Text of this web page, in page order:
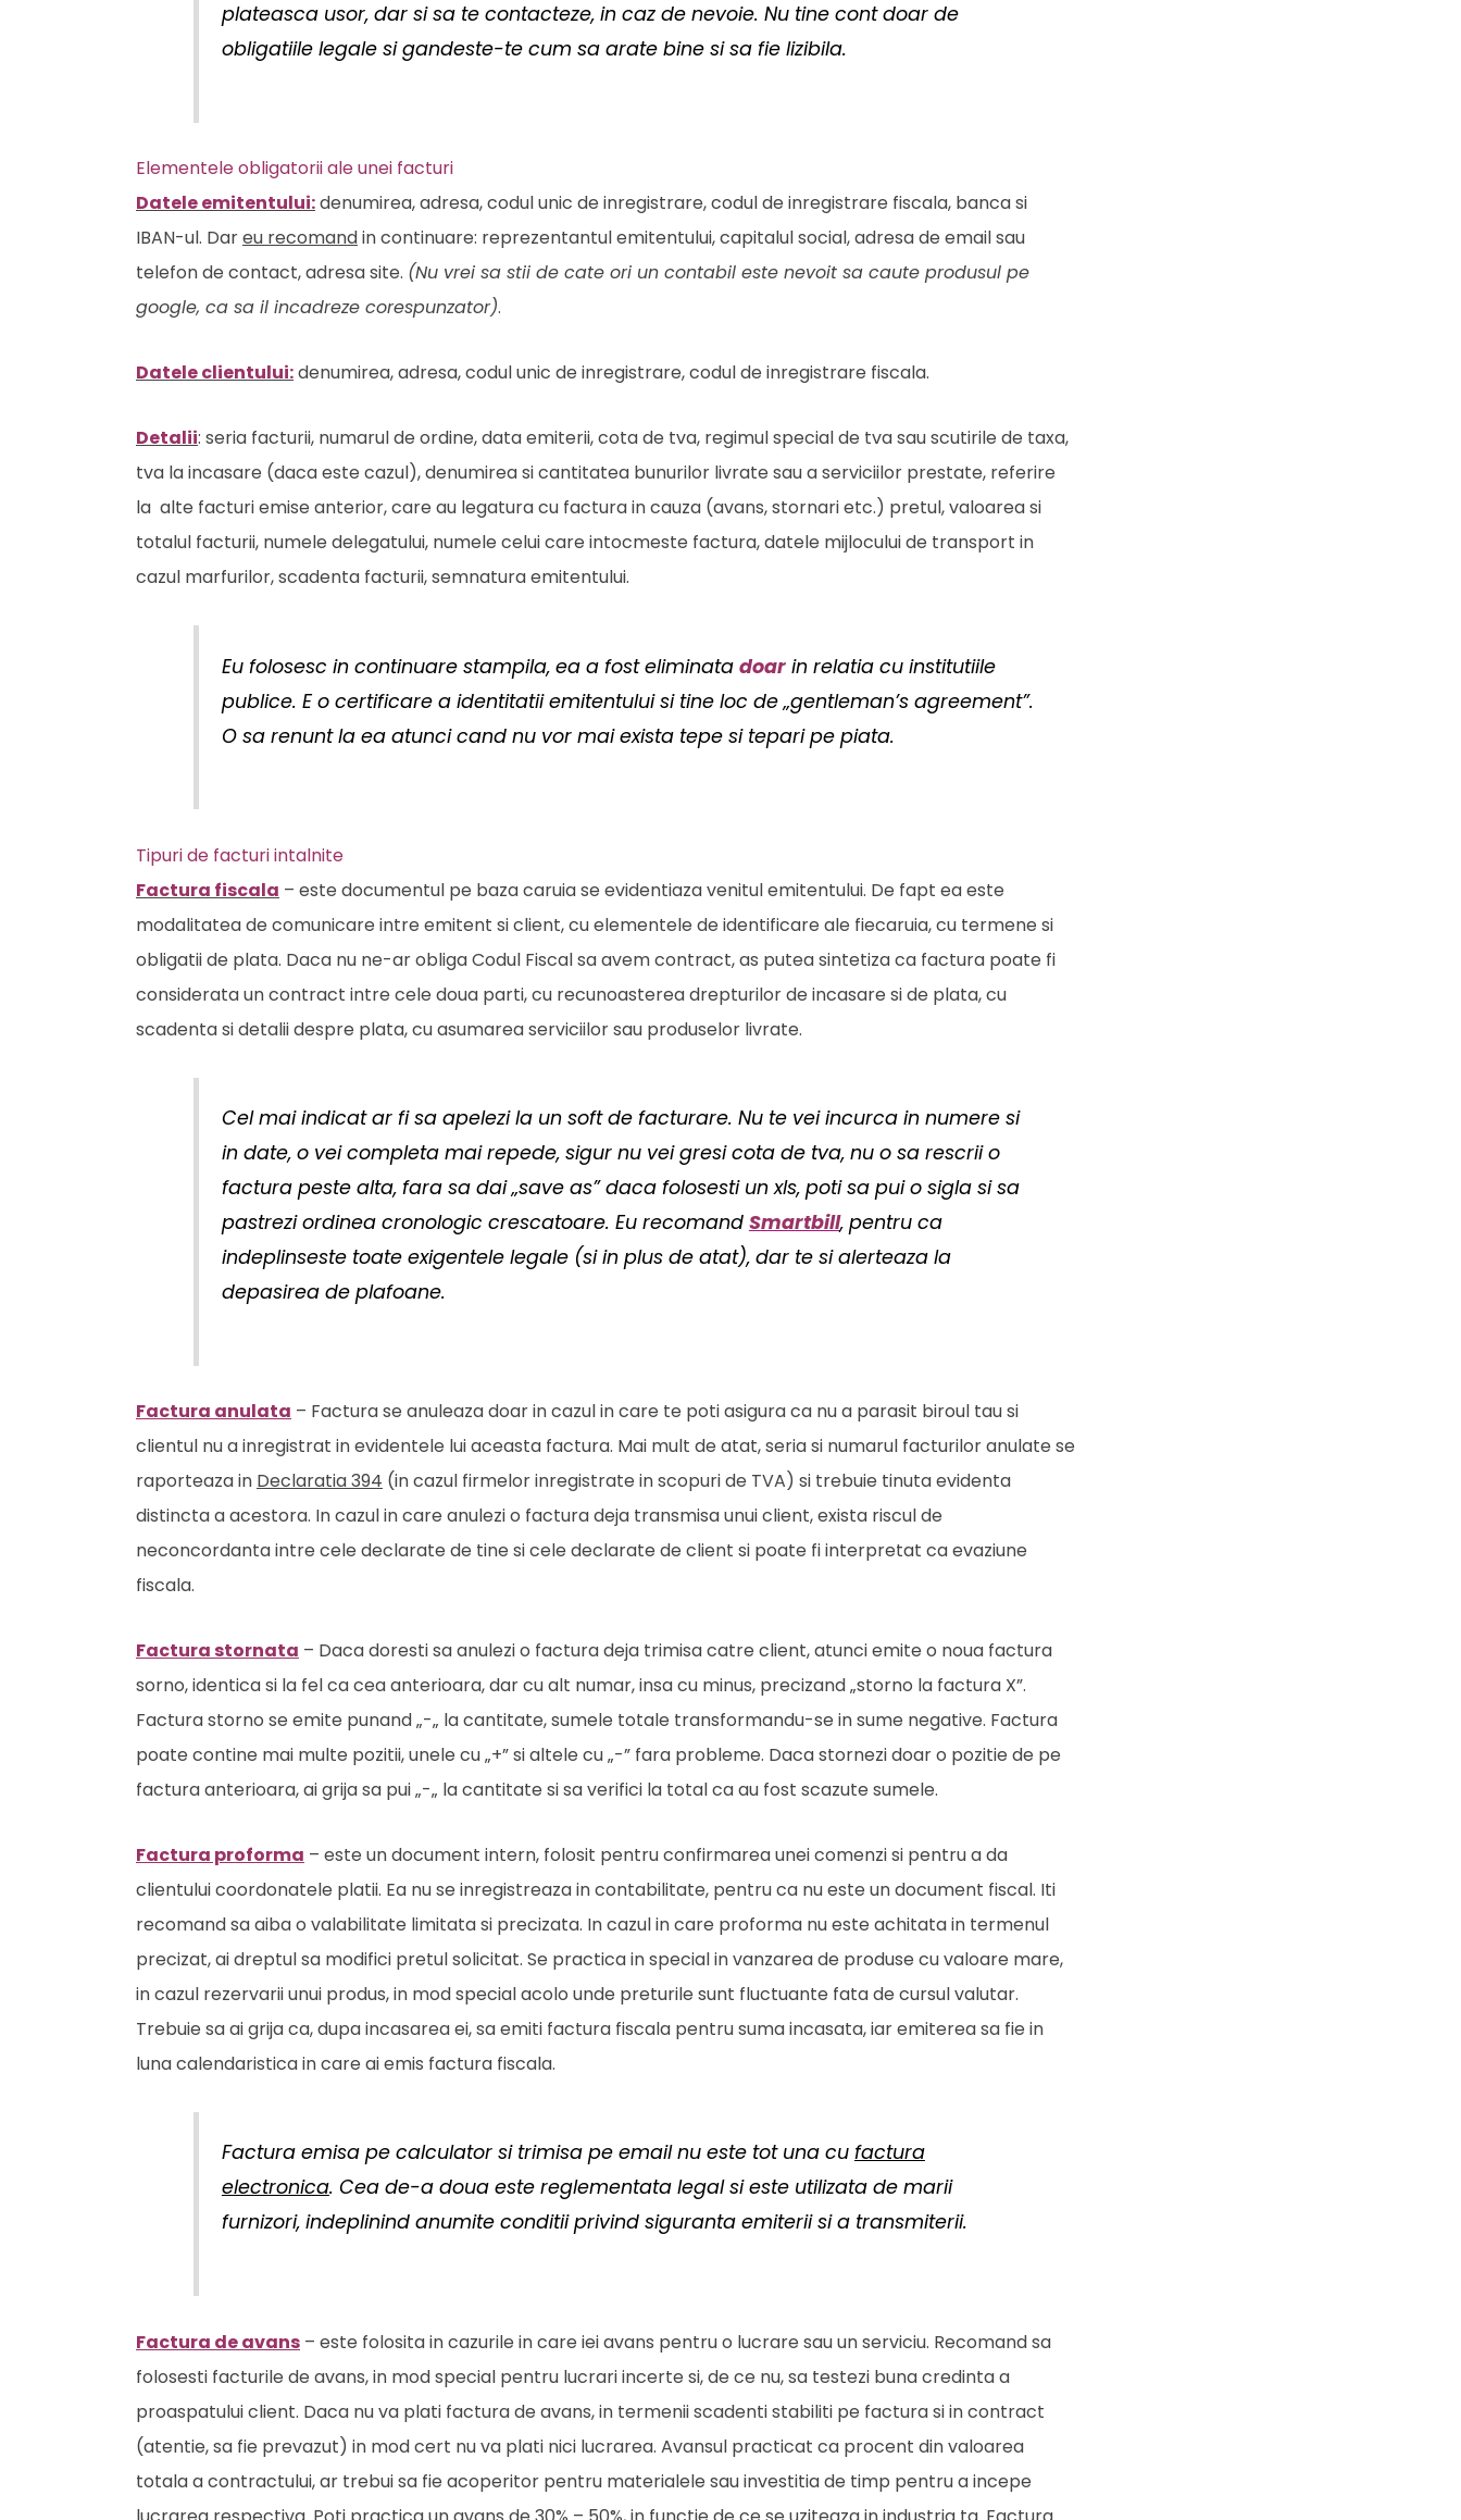
plateasca usor, dar si sa te contacteze, in caz de nevoie. Nu tine cont doar de
obligatiile legale si gandeste-te cum sa arate bine si sa fie lizibila.
Elementele obligatorii ale unei facturi
Datele emitentului:denumirea, adresa, codul unic de inregistrare, codul de inregistrare fiscala, banca si
IBAN-ul. Dareu recomandin continuare: reprezentantul emitentului, capitalul social, adresa de email sau
telefon de contact, adresa site. (Nu vrei sa stii de cate ori un contabil este nevoit sa caute produsul pe
google, ca sa il incadreze corespunzator).
Datele clientului:denumirea, adresa, codul unic de inregistrare, codul de inregistrare fiscala.
Detalii: seria facturii, numarul de ordine, data emiterii, cota de tva, regimul special de tva sau scutirile de taxa,
tva la incasare (daca este cazul), denumirea si cantitatea bunurilor livrate sau a serviciilor prestate, referire
la alte facturi emise anterior, care au legatura cu factura in cauza (avans, stornari etc.) pretul, valoarea si
totalul facturii, numele delegatului, numele celui care intocmeste factura, datele mijlocului de transport in
cazul marfurilor, scadenta facturii, semnatura emitentului.
Eu folosesc in continuare stampila, ea a fost eliminata doarin relatia cu institutiile
publice. E o certificare a identitatii emitentului si tine loc de „gentleman’s agreement”.
O sa renunt la ea atunci cand nu vor mai exista tepe si tepari pe piata.
Tipuri de facturi intalnite
Factura fiscala – este documentul pe baza caruia se evidentiaza venitul emitentului. De fapt ea este
modalitatea de comunicare intre emitent si client, cu elementele de identificare ale fiecaruia, cu termene si
obligatii de plata. Daca nu ne-ar obliga Codul Fiscal sa avem contract, as putea sintetiza ca factura poate fi
considerata un contract intre cele doua parti, cu recunoasterea drepturilor de incasare si de plata, cu
scadenta si detalii despre plata, cu asumarea serviciilor sau produselor livrate.
Cel mai indicat ar fi sa apelezi la un soft de facturare. Nu te vei incurca in numere si
in date, o vei completa mai repede, sigur nu vei gresi cota de tva, nu o sa rescrii o
factura peste alta, fara sa dai „save as” daca folosesti un xls, poti sa pui o sigla si sa
pastrezi ordinea cronologic crescatoare. Eu recomand Smartbill, pentru ca
indeplinseste toate exigentele legale (si in plus de atat), dar te si alerteaza la
depasirea de plafoane.
Factura anulata – Factura se anuleaza doar in cazul in care te poti asigura ca nu a parasit biroul tau si
clientul nu a inregistrat in evidentele lui aceasta factura. Mai mult de atat, seria si numarul facturilor anulate se
raporteaza in Declaratia 394 (in cazul firmelor inregistrate in scopuri de TVA) si trebuie tinuta evidenta
distincta a acestora. In cazul in care anulezi o factura deja transmisa unui client, exista riscul de
neconcordanta intre cele declarate de tine si cele declarate de client si poate fi interpretat ca evaziune
fiscala.
Factura stornata – Daca doresti sa anulezi o factura deja trimisa catre client, atunci emite o noua factura
sorno, identica si la fel ca cea anterioara, dar cu alt numar, insa cu minus, precizand „storno la factura X”.
Factura storno se emite punand „-„ la cantitate, sumele totale transformandu-se in sume negative. Factura
poate contine mai multe pozitii, unele cu „+” si altele cu „-” fara probleme. Daca stornezi doar o pozitie de pe
factura anterioara, ai grija sa pui „-„ la cantitate si sa verifici la total ca au fost scazute sumele.
Factura proforma – este un document intern, folosit pentru confirmarea unei comenzi si pentru a da
clientului coordonatele platii. Ea nu se inregistreaza in contabilitate, pentru ca nu este un document fiscal. Iti
recomand sa aiba o valabilitate limitata si precizata. In cazul in care proforma nu este achitata in termenul
precizat, ai dreptul sa modifici pretul solicitat. Se practica in special in vanzarea de produse cu valoare mare,
in cazul rezervarii unui produs, in mod special acolo unde preturile sunt fluctuante fata de cursul valutar.
Trebuie sa ai grija ca, dupa incasarea ei, sa emiti factura fiscala pentru suma incasata, iar emiterea sa fie in
luna calendaristica in care ai emis factura fiscala.
Factura emisa pe calculator si trimisa pe email nu este tot una cu factura
electronica. Cea de-a doua este reglementata legal si este utilizata de marii
furnizori, indeplinind anumite conditii privind siguranta emiterii si a transmiterii.
Factura de avans – este folosita in cazurile in care iei avans pentru o lucrare sau un serviciu. Recomand sa
folosesti facturile de avans, in mod special pentru lucrari incerte si, de ce nu, sa testezi buna credinta a
proaspatului client. Daca nu va plati factura de avans, in termenii scadenti stabiliti pe factura si in contract
(atentie, sa fie prevazut) in mod cert nu va plati nici lucrarea. Avansul practicat ca procent din valoarea
totala a contractului, ar trebui sa fie acoperitor pentru materialele sau investitia de timp pentru a incepe